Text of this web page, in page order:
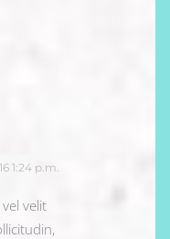
1:24 p.m.
velit